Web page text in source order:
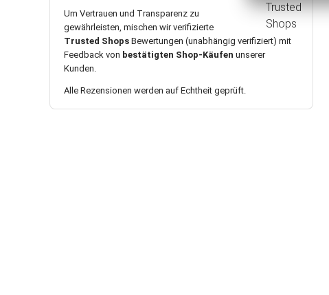
Um Vertrauen und Transparenz zu
gewährleisten, mischen wir verifizierte
Trusted Shops Bewertungen (unabhängig verifiziert) mit
Feedback von bestätigten Shop-Käufen unserer
Kunden.
Alle Rezensionen werden auf Echtheit geprüft.